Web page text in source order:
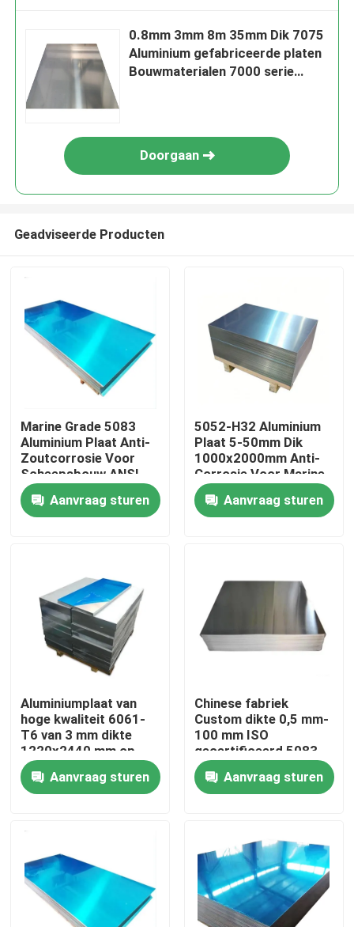
Thuis
Producten
Over ons
Fabriekstocht
Kwaliteitscontrole
Neem contact met ons op
Vraag een offerte
De Bladen van de roestvrij staalplaat
0.8mm 3mm 8m 35mm Dik 7075
Aluminium gefabriceerde platen
Bouwmaterialen 7000 serie
Doorgaan
Geadviseerde Producten
Marine Grade 5083
Aluminium Plaat Anti-
Zoutcorrosie Voor
Scheepsbouw ANSI
Gecertificeerd
Aanvraag sturen
5052-H32 Aluminium
Plaat 5-50mm Dik
1000x2000mm Anti-
Corrosie Voor Marine
Constructie
Aanvraag sturen
Aluminiumplaat van
hoge kwaliteit 6061-
T6 van 3 mm dikte
1220x2440 mm op
maat gesneden voor
industriële toepassing
in de luchtvaart
Aanvraag sturen
Chinese fabriek
Custom dikte 0,5 mm-
100 mm ISO
gecertificeerd 5083
H111 legering 1060
Pure aluminium plaat
Aanvraag sturen